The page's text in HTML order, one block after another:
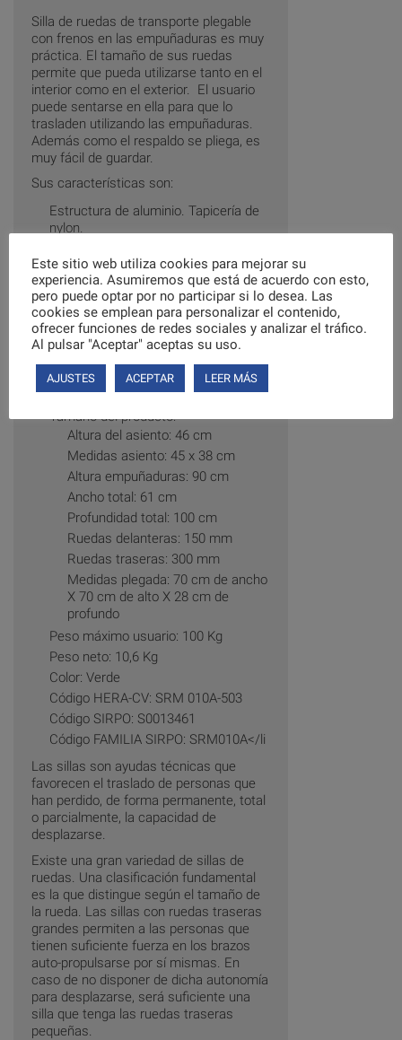
Silla de ruedas de transporte plegable
con frenos en las empuñaduras es muy
práctica. El tamaño de sus ruedas
permite que pueda utilizarse tanto en el
interior como en el exterior. El usuario
puede sentarse en ella para que lo
trasladen utilizando las empuñaduras.
Además como el respaldo se pliega, es
muy fácil de guardar.
Sus características son:
Estructura de aluminio. Tapicería de
nylon.
abatibles no extraíbles. Respaldo
abatible.
Silla plegable con empuñaduras para
transporte y frenos.
Ruedas macizas delantera giratorias.
bloqueo.
Incluye cinturón de seguridad.
Tamaño del producto:
Altura del asiento: 46 cm
Medidas asiento: 45 x 38 cm
Altura empuñaduras: 90 cm
Ancho total: 61 cm
Profundidad total: 100 cm
Ruedas delanteras: 150 mm
Ruedas traseras: 300 mm
Medidas plegada: 70 cm de ancho
X 70 cm de alto X 28 cm de
profundo
Peso máximo usuario: 100 Kg
Peso neto: 10,6 Kg
Color: Verde
Código HERA-CV: SRM 010A-503
Código SIRPO: S0013461
Código FAMILIA SIRPO: SRM010A</li
Las sillas son ayudas técnicas que
favorecen el traslado de personas que
han perdido, de forma permanente, total
o parcialmente, la capacidad de
desplazarse.
Existe una gran variedad de sillas de
ruedas. Una clasificación fundamental
es la que distingue según el tamaño de
la rueda. Las sillas con ruedas traseras
grandes permiten a las personas que
tienen suficiente fuerza en los brazos
auto-propulsarse por sí mismas. En
caso de no disponer de dicha autonomía
para desplazarse, será suficiente una
silla que tenga las ruedas traseras
pequeñas.
Este sitio web utiliza cookies para mejorar su
experiencia. Asumiremos que está de acuerdo con esto,
pero puede optar por no participar si lo desea. Las
cookies se emplean para personalizar el contenido,
ofrecer funciones de redes sociales y analizar el tráfico.
Al pulsar "Aceptar" aceptas su uso.
AJUSTES ACEPTAR LEER MÁS